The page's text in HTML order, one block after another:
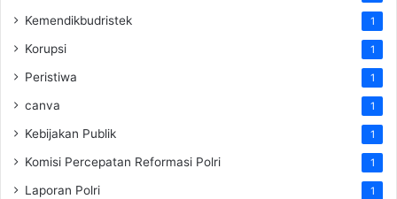
Kemendikbudristek 1
Korupsi 1
Peristiwa 1
canva 1
Kebijakan Publik 1
Komisi Percepatan Reformasi Polri 1
Laporan Polri 1